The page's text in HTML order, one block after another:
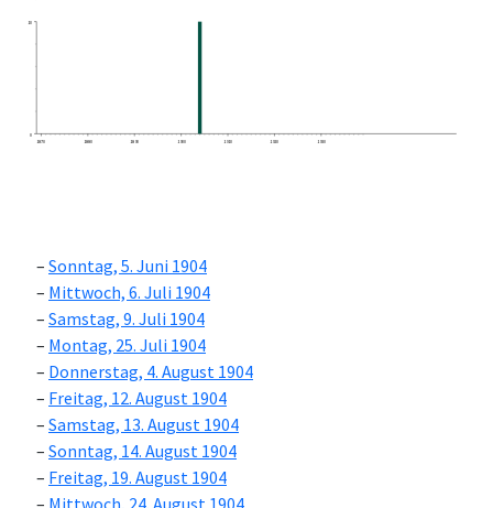
0
10
1870 1880 1890 1900 1910 1920 1930
Sonntag, 5. Juni 1904
Mittwoch, 6. Juli 1904
Samstag, 9. Juli 1904
Montag, 25. Juli 1904
Donnerstag, 4. August 1904
Freitag, 12. August 1904
Samstag, 13. August 1904
Sonntag, 14. August 1904
Freitag, 19. August 1904